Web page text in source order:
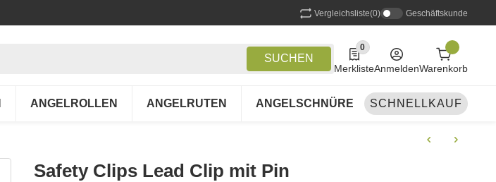
Vergleichsliste(0) Geschäftskunde
SUCHEN
0
0 Produkte in der Liste
MerklisteAnmeldenWarenkorb
ANGELROLLEN ANGELRUTEN ANGELSCHNÜRE ANGELSETS
SCHNELLKAUF
Safety Clips Lead Clip mit Pin